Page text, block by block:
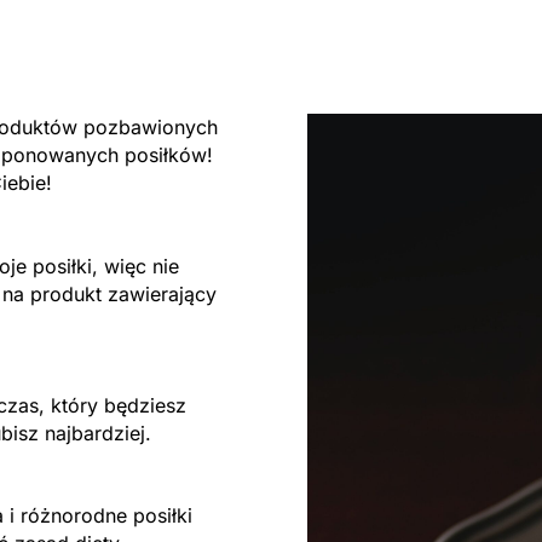
pozbawionych
posiłków!
posiłki, więc nie
produkt zawierający
który będziesz
najbardziej.
różnorodne posiłki